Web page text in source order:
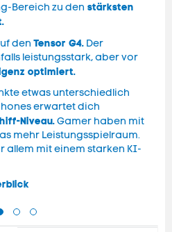
Bereich zu den stärksten
den Tensor G4. Der
leistungsstark, aber vor
optimiert.
etwas unterschiedlich
erwartet dich
Niveau.Gamer haben mit
mehr Leistungsspielraum.
allem mit einem starken KI-